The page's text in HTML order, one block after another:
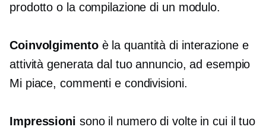
prodotto o la compilazione di un modulo.
Coinvolgimentoè la quantità di interazione e
attività generata dal tuo annuncio, ad esempio
Mi piace, commenti e condivisioni.
Impressioni sono il numero di volte in cui il tuo